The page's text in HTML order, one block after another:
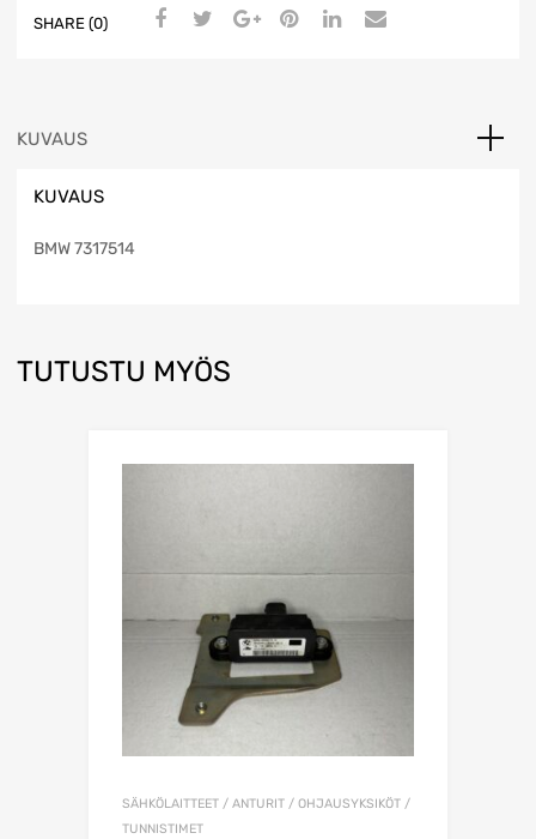
SHARE (0)
KUVAUS
KUVAUS
BMW 7317514
TUTUSTU MYÖS
SÄHKÖLAITTEET / ANTURIT / OHJAUSYKSIKÖT /
TUNNISTIMET